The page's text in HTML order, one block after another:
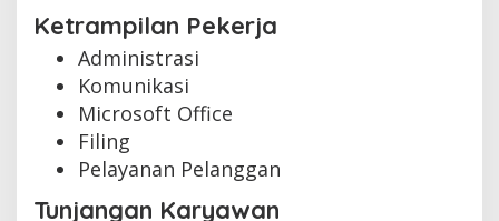
Ketrampilan Pekerja
Administrasi
Komunikasi
Microsoft Office
Filing
Pelayanan Pelanggan
Tunjangan Karyawan